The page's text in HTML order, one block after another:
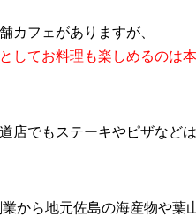
カフェがありますが、
してお料理も楽しめるのは
店でもステーキやピザなど
から地元佐島の海産物や葉